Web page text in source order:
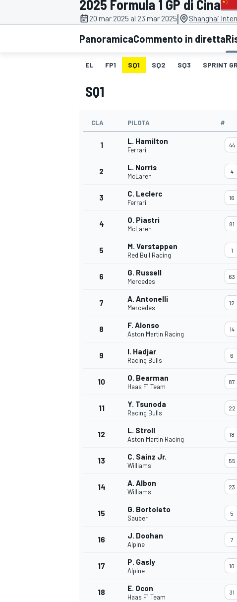
MOTOGP WEC
WRC
MONOPOSTO
2025 Formula 1 GP di Cina
20 mar 2025 al 23 mar 2025| Shanghai
PanoramicaCommento in diretta
EL FP1 SQ1 SQ2 SQ3 SPRINT
SQ1
CLA PILOTA #
1 L. Hamilton
Ferrari
44
2 L. Norris
McLaren
4
3 C. Leclerc
Ferrari
16
4 O. Piastri
McLaren
81
5 M. Verstappen
Red Bull Racing
1
6 G. Russell
Mercedes
63
7 A. Antonelli
Mercedes
12
8 F. Alonso
Aston Martin Racing
14
9 I. Hadjar
Racing Bulls
6
10 O. Bearman
Haas F1 Team
87
11 Y. Tsunoda
Racing Bulls
22
12 L. Stroll
Aston Martin Racing
18
13 C. Sainz Jr.
Williams
55
14 A. Albon
Williams
23
15 G. Bortoleto
Sauber
5
16 J. Doohan
Alpine
7
17 P. Gasly
Alpine
10
18 E. Ocon
Haas F1 Team
31